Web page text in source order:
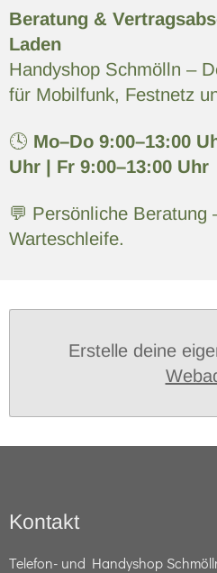
Beratung &
Laden
Handyshop Schmölln –
für Mobilfunk, Festnetz
🕓 Mo–Do 9:00–13:00
Uhr | Fr 9:00–13:00 Uhr
💬 Persönliche Beratung
Warteschleife.
Erstelle deine
Kontakt
Telefon- und Handyshop